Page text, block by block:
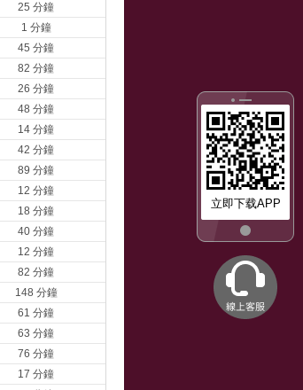
立即下载APP
25 分鐘
1 分鐘
45 分鐘
82 分鐘
26 分鐘
48 分鐘
14 分鐘
42 分鐘
89 分鐘
12 分鐘
18 分鐘
40 分鐘
12 分鐘
82 分鐘
148 分鐘
61 分鐘
63 分鐘
76 分鐘
17 分鐘